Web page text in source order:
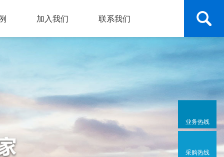
加入我们 联系我们
业务热线
采购热线